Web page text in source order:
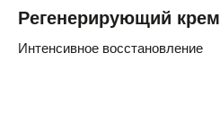
Регенерирующий крем
Интенсивное восстановление